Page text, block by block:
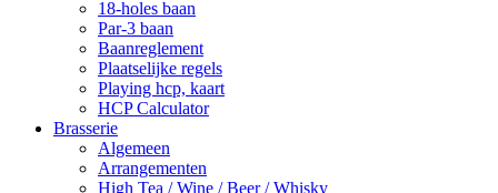
18-holes baan
Par-3 baan
Baanreglement
Plaatselijke regels
Playing hcp, kaart
HCP Calculator
Brasserie
Algemeen
Arrangementen
High Tea / Wine / Beer / Whisky